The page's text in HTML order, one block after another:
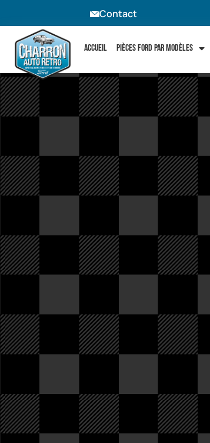
Contact
Accueil Pièces Ford par modèles